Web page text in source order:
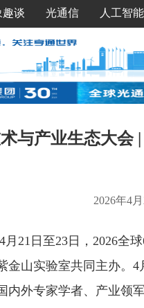
趣谈 光通信 人工智能
与产业生态大会
2026年4
4月21日至23日，2026全
金山实验室共同主办。
内外专家学者、产业领